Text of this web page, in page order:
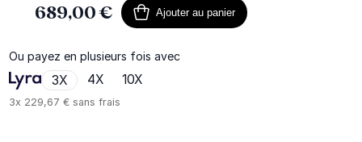
689,00 € Ajouter au panier
Ou payez en plusieurs fois avec
3X 4X 10X
3x 229,67 € sans frais